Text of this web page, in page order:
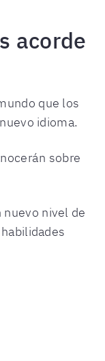
acorde
que los
idioma.
sobre
nuevo nivel de